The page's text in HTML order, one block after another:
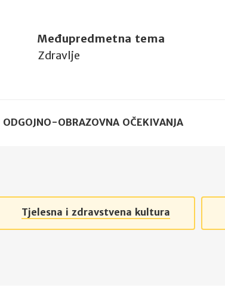
Međupredmetna tema
Zdravlje
ODGOJNO-OBRAZOVNA OČEKIVANJA
Tjelesna i zdravstvena kultura